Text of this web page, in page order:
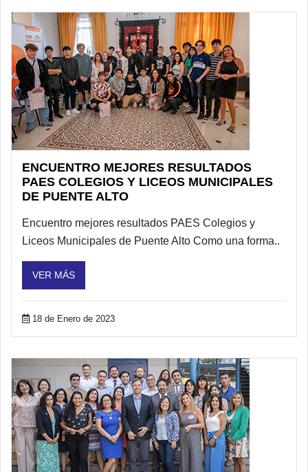
ENCUENTRO MEJORES RESULTADOS
PAES COLEGIOS Y LICEOS MUNICIPALES
DE PUENTE ALTO
Encuentro mejores resultados PAES Colegios y
Liceos Municipales de Puente Alto Como una forma..
VER MÁS
18 de Enero de 2023